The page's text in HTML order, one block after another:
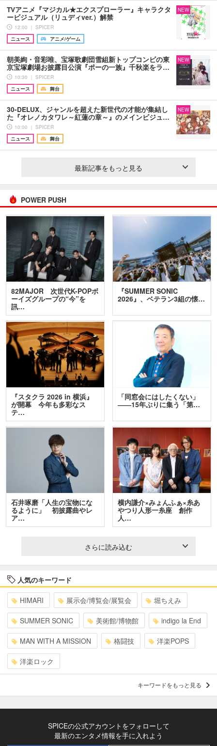
TVアニメ『マジカル★エクスプローラー』キャラクタ
ービジュアル（リュディver.）解禁
12:00 ｜ SPICER
ニュース
アニメ/ゲーム
NEW
朝美絢・音彩唯、宝塚歌劇団雪組新トップコンビの東
京宝塚劇場お披露目公演『ポーの一族』千秋楽をラ…
10:30 ｜ SPICER
ニュース
舞台
NEW
30-DELUX、ジャンルを超えた新世代の才能が集結し
た『オレノカタワレ～紅蓮の章～』のメインビジュ…
10:00 ｜ SPICER
ニュース
舞台
NEW
最新記事をもっと見る
POWER PUSH
82MAJOR 次世代K-POPボ
ーイズグループの“今”を
訊…
『SUMMER SONIC
2026』、ベテラン3組の懐…
『スタクラ 2026 in 横浜』
が開幕 今年も多彩なス
テ…
「同窓会にはしたくない」
――15年ぶりに集う「第…
石井琢磨「人生の宝物にな
るように」 初披露曲やレ
ア…
横内謙介×みょんふぁ×糸あ
やつり人形一糸座 創作
人…
さらに読み込む
人気のキーワード
HIMARI 展示会/博覧会/展覧会 堀ちえみ
SUMMER SONIC 美術館/博物館 indigo la End
MAN WITH A MISSION 格闘技 洋楽POPS
洋楽ロック
キーワードをもっと見る
SPICEの公式アカウントをフォローして
最新のエンタメ情報を手に入れよう